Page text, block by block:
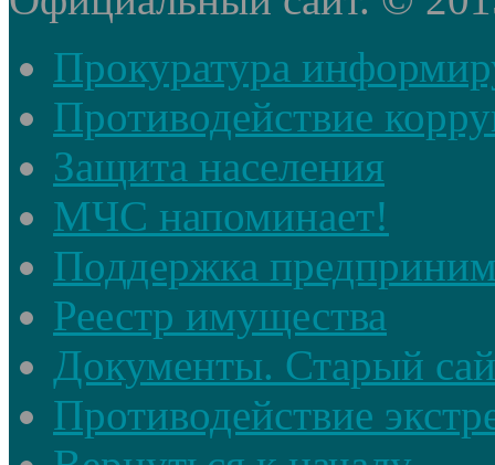
Прокуратура
Противодействие
Защита населения
МЧС напоминает!
Поддержка
Реестр имущества
Документы. Старый
Противодействие